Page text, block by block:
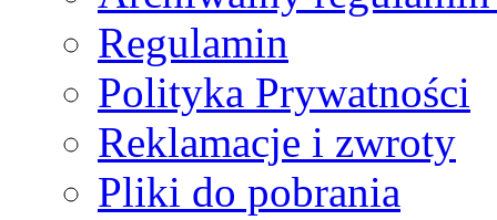
Regulamin
Polityka Prywatności
Reklamacje i zwroty
Pliki do pobrania